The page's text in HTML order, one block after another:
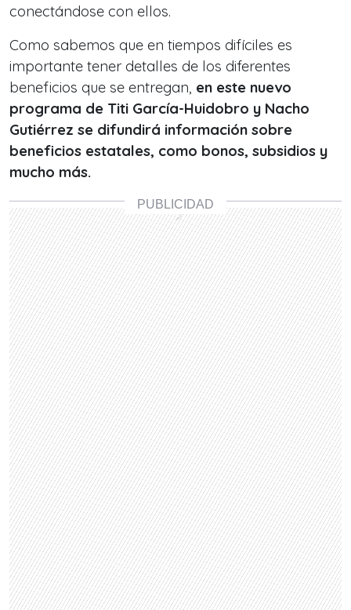
conectándose con ellos.
Como sabemos que en tiempos difíciles es
importante tener detalles de los diferentes
beneficios que se entregan, en este nuevo
programa de Titi García-Huidobro y Nacho
Gutiérrez se difundirá información sobre
beneficios estatales, como bonos, subsidios y
mucho más.